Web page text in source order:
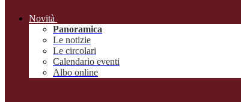
Novità
Panoramica
Le notizie
Le circolari
Calendario eventi
Albo online